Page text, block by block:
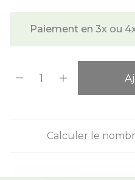
Paiement en 3x ou
Calculer le